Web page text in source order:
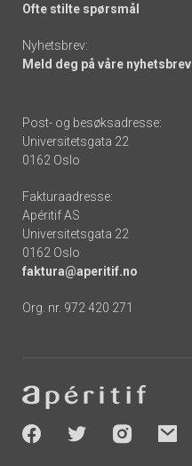
Ofte stilte spørsmål
Nyhetsbrev:
Meld deg på våre nyhetsbrev
Post- og besøksadresse:
Universitetsgata 22
0162 Oslo
Fakturaadresse:
Apéritif AS
Universitetsgata 22
0162 Oslo
faktura@aperitif.no
Org. nr. 972 420 271
-
socials